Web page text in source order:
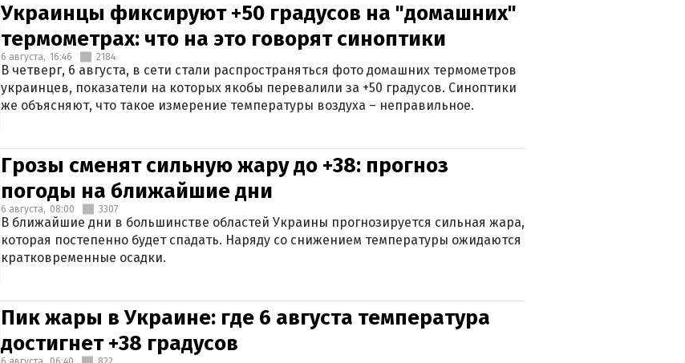
Украинцы фиксируют +50 градусов на "домашних"
термометрах: что на это говорят синоптики
6 августа, 16:46 2184
В четверг, 6 августа, в сети стали распространяться фото домашних термометров
украинцев, показатели на которых якобы перевалили за +50 градусов. Синоптики
же объясняют, что такое измерение температуры воздуха – неправильное.
Грозы сменят сильную жару до +38: прогноз
погоды на ближайшие дни
6 августа, 08:00 3307
В ближайшие дни в большинстве областей Украины прогнозируется сильная жара,
которая постепенно будет спадать. Наряду со снижением температуры ожидаются
кратковременные осадки.
Пик жары в Украине: где 6 августа температура
достигнет +38 градусов